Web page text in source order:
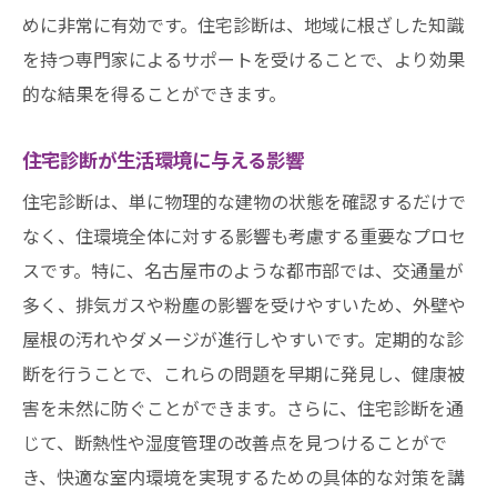
めに非常に有効です。住宅診断は、地域に根ざした知識
を持つ専門家によるサポートを受けることで、より効果
的な結果を得ることができます。
住宅診断が生活環境に与える影響
住宅診断は、単に物理的な建物の状態を確認するだけで
なく、住環境全体に対する影響も考慮する重要なプロセ
スです。特に、名古屋市のような都市部では、交通量が
多く、排気ガスや粉塵の影響を受けやすいため、外壁や
屋根の汚れやダメージが進行しやすいです。定期的な診
断を行うことで、これらの問題を早期に発見し、健康被
害を未然に防ぐことができます。さらに、住宅診断を通
じて、断熱性や湿度管理の改善点を見つけることがで
き、快適な室内環境を実現するための具体的な対策を講